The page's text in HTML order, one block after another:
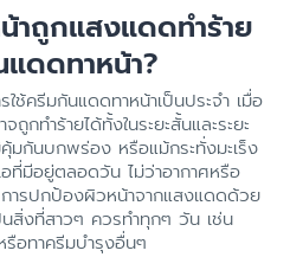
าถูกแสงแดดทำร้าย
แดดทาหน้า?
ช้ครีมกันแดดทาหน้าเป็นประจำ เมื่อ
ถูกทำร้ายได้ทั้งในระยะสั้นและระยะ
กันบกพร่อง หรือแม้กระทั่งมะเร็ง
ที่มีอยู่ตลอดวัน ไม่ว่าอากาศหรือ
ารปกป้องผิวหน้าจากแสงแดดด้วย
สิ่งที่สาวๆ ควรทำทุกๆ วัน เช่น
รือทาครีมบำรุงอื่นๆ